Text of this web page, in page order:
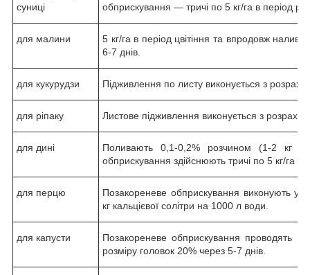
суниці
обприскування — тричі по 5 кг/га в період
для малини
5 кг/га в період цвітіння та впродовж наливу
6-7 днів.
для кукурудзи Підживлення по листу виконується з
для ріпаку Листове підживлення виконується з
для дині
Поливають 0,1-0,2% розчином (1-2 кг
обприскування здійснюють тричі по 5 кг/га в
для перцю
Позакореневе обприскування виконують у
кг кальцієвої солітри на 1000 л води.
для капусти
Позакореневе обприскування проводять
розміру головок 20% через 5-7 днів.